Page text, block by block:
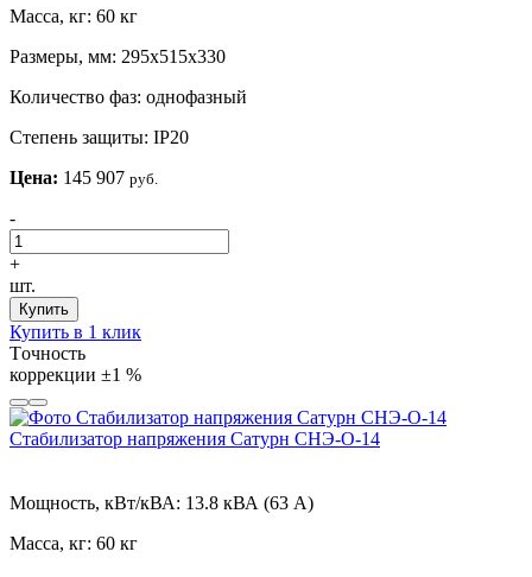
Масса, кг: 60 кг
Размеры, мм: 295х515х330
Количество фаз: однофазный
Степень защиты: IP20
Цена: 145 907 руб.
-
+
шт.
Купить
Купить в 1 клик
Tочность
коррекции ±1 %
Стабилизатор напряжения Сатурн СНЭ-О-14
Мощность, кВт/кВА: 13.8 кВА (63 А)
Масса, кг: 60 кг